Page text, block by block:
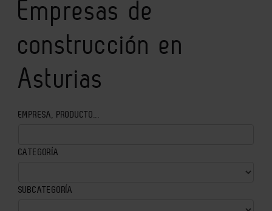
Empresas de
construcción en
Asturias
EMPRESA, PRODUCTO...
CATEGORÍA
SUBCATEGORÍA